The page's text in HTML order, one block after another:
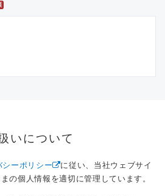
いについて
シーポリシー
に従い、当社ウェブサイ
の個人情報を適切に管理しています。